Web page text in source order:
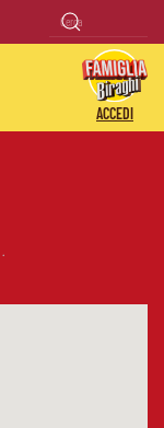
ACCEDI
.